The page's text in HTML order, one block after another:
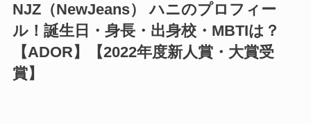
NJZ（NewJeans） ハニのプロフィー
ル！誕生日・身長・出身校・MBTIは？
【ADOR】【2022年度新人賞・大賞受
賞】